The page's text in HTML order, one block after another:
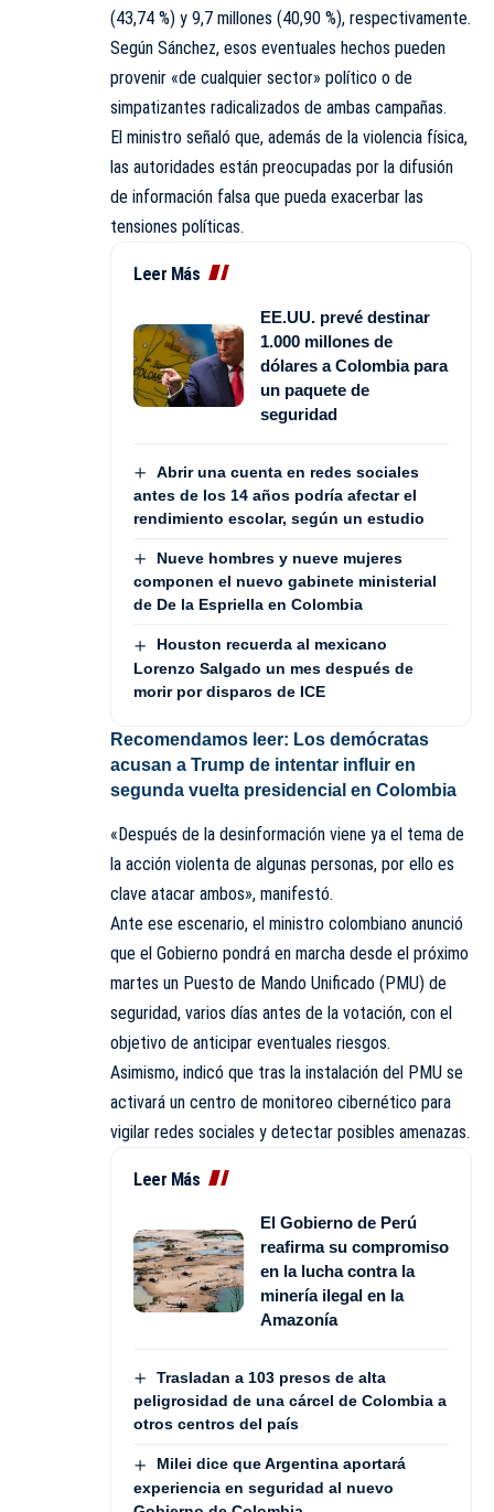
(43,74 %) y 9,7 millones (40,90 %), respectivamente.
Según Sánchez, esos eventuales hechos pueden
provenir «de cualquier sector» político o de
simpatizantes radicalizados de ambas campañas.
El ministro señaló que, además de la violencia física,
las autoridades están preocupadas por la difusión
de información falsa que pueda exacerbar las
tensiones políticas.
Leer Más
EE.UU. prevé destinar
1.000 millones de
dólares a Colombia para
un paquete de
seguridad
Abrir una cuenta en redes sociales
antes de los 14 años podría afectar el
rendimiento escolar, según un estudio
Nueve hombres y nueve mujeres
componen el nuevo gabinete ministerial
de De la Espriella en Colombia
Houston recuerda al mexicano
Lorenzo Salgado un mes después de
morir por disparos de ICE
Recomendamos leer: Los demócratas
acusan a Trump de intentar influir en
segunda vuelta presidencial en Colombia
«Después de la desinformación viene ya el tema de
la acción violenta de algunas personas, por ello es
clave atacar ambos», manifestó.
Ante ese escenario, el ministro colombiano anunció
que el Gobierno pondrá en marcha desde el próximo
martes un Puesto de Mando Unificado (PMU) de
seguridad, varios días antes de la votación, con el
objetivo de anticipar eventuales riesgos.
Asimismo, indicó que tras la instalación del PMU se
activará un centro de monitoreo cibernético para
vigilar redes sociales y detectar posibles amenazas.
Leer Más
El Gobierno de Perú
reafirma su compromiso
en la lucha contra la
minería ilegal en la
Amazonía
Trasladan a 103 presos de alta
peligrosidad de una cárcel de Colombia a
otros centros del país
Milei dice que Argentina aportará
experiencia en seguridad al nuevo